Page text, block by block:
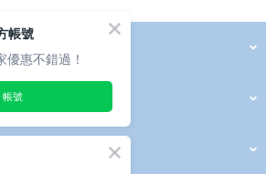
會員權益說明
我的帳戶
訂單查詢
紅利點數
修改會員資料
活動報名
帳號
優惠不錯過！
帳號